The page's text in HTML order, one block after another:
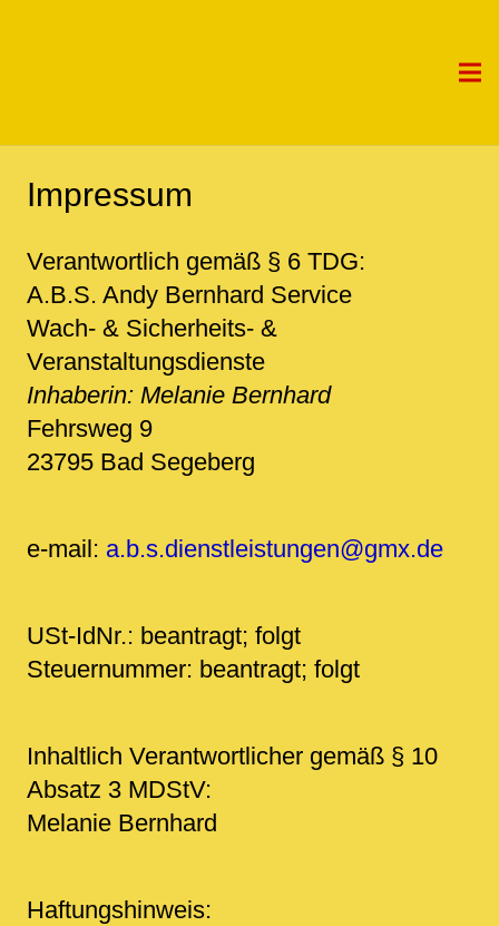
Impressum
Verantwortlich gemäß § 6 TDG:
A.B.S. Andy Bernhard Service
Wach- & Sicherheits- &
Veranstaltungsdienste
Inhaberin: Melanie Bernhard
Fehrsweg 9
23795 Bad Segeberg
e-mail: a.b.s.dienstleistungen@gmx.de
USt-IdNr.: beantragt; folgt
Steuernummer: beantragt; folgt
Inhaltlich Verantwortlicher gemäß § 10
Absatz 3 MDStV:
Melanie Bernhard
Haftungshinweis: